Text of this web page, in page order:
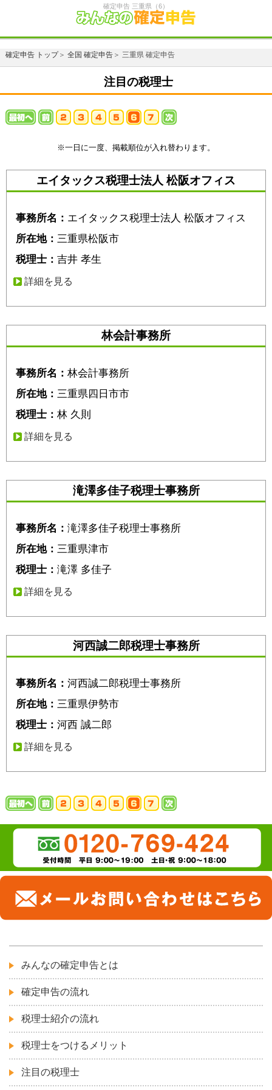
確定申告 三重県（6）
確定申告 トップ＞ 全国 確定申告＞ 三重県 確定申告
注目の税理士
※一日に一度、掲載順位が入れ替わります。
エイタックス税理士法人 松阪オフィス
事務所名： エイタックス税理士法人 松阪オフィス
所在地： 三重県松阪市
税理士： 吉井 孝生
詳細を見る
林会計事務所
事務所名： 林会計事務所
所在地： 三重県四日市市
税理士： 林 久則
詳細を見る
滝澤多佳子税理士事務所
事務所名： 滝澤多佳子税理士事務所
所在地： 三重県津市
税理士： 滝澤 多佳子
詳細を見る
河西誠二郎税理士事務所
事務所名： 河西誠二郎税理士事務所
所在地： 三重県伊勢市
税理士： 河西 誠二郎
詳細を見る
みんなの確定申告とは
確定申告の流れ
税理士紹介の流れ
税理士をつけるメリット
注目の税理士